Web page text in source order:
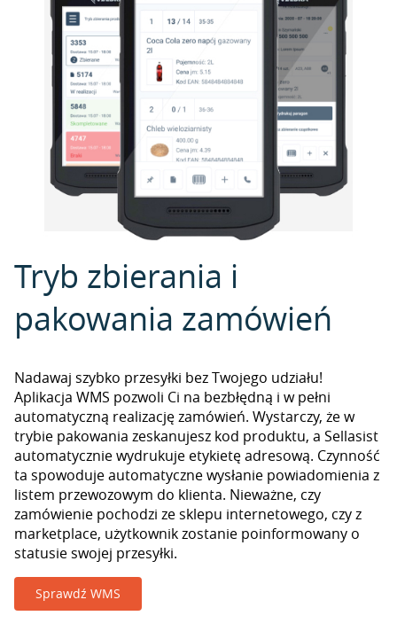
Tryb zbierania i
pakowania zamówień
Nadawaj szybko przesyłki bez Twojego udziału!
Aplikacja WMS pozwoli Ci na bezbłędną i w pełni
automatyczną realizację zamówień. Wystarczy, że w
trybie pakowania zeskanujesz kod produktu, a Sellasist
automatycznie wydrukuje etykietę adresową. Czynność
ta spowoduje automatyczne wysłanie powiadomienia z
listem przewozowym do klienta. Nieważne, czy
zamówienie pochodzi ze sklepu internetowego, czy z
marketplace, użytkownik zostanie poinformowany o
statusie swojej przesyłki.
Sprawdź WMS